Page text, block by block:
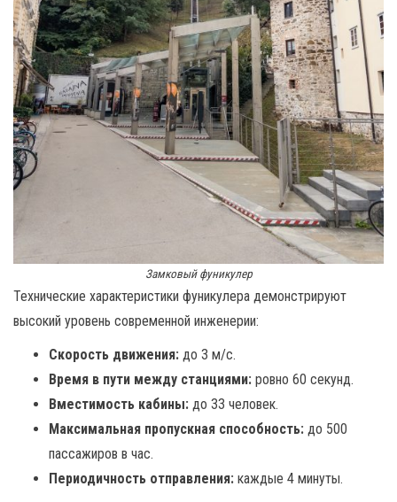
Замковый фуникулер
Технические характеристики фуникулера демонстрируют
высокий уровень современной инженерии:
Скорость движения: до 3 м/с.
Время в пути между станциями: ровно 60 секунд.
Вместимость кабины: до 33 человек.
Максимальная пропускная способность: до 500
пассажиров в час.
Периодичность отправления: каждые 4 минуты.